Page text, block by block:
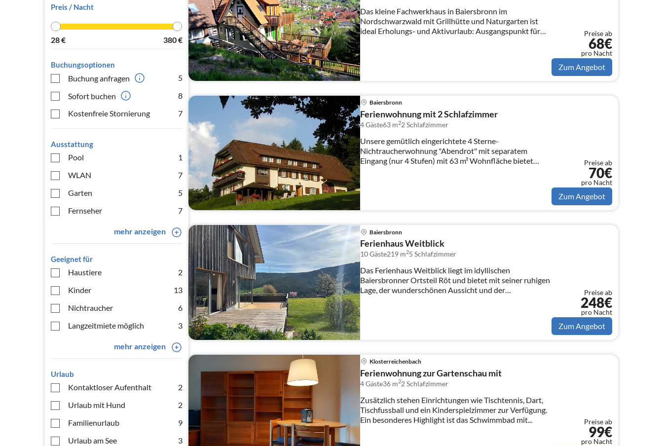
Preis / Nacht
28€ 380€
Buchungsoptionen
Buchung anfragen
5
Sofort buchen
8
Kostenfreie Stornierung
7
Ausstattung
Pool
1
WLAN
7
Garten
5
Fernseher
7
mehr anzeigen
Geeignet für
Haustiere
2
Kinder
13
Nichtraucher
6
Langzeitmiete möglich
3
mehr anzeigen
Urlaub
Kontaktloser Aufenthalt
2
Urlaub mit Hund
2
Familienurlaub
9
Urlaub am See
3
Das kleine Fachwerkhaus in Baiersbronn im
Nordschwarzwald mit Grillhütte und Naturgarten ist
ideal Erholungs- und Aktivurlaub: Ausgangspunkt für
Preise ab
68€
pro Nacht
Zum Angebot
Baiersbronn
Ferienwohnung mit 2 Schlafzimmer
4 Gäste63 m22Schlafzimmer
Unsere gemütlich eingerichtete 4 Sterne-
Nichtraucherwohnung "Abendrot" mit separatem
Eingang (nur 4 Stufen) mit 63 m² Wohnfläche bietet
Preise ab
70€
pro Nacht
Zum Angebot
Baiersbronn
Ferienhaus Weitblick
10 Gäste219 m25Schlafzimmer
Das Ferienhaus Weitblick liegt im idyllischen
Baiersbronner Ortsteil Röt und bietet mit seiner ruhigen
Lage, der wunderschönen Aussicht und der
Preise ab
248€
pro Nacht
Zum Angebot
Klosterreichenbach
Ferienwohnung zur Gartenschau mit
4 Gäste36 m22Schlafzimmer
Zusätzlich stehen Einrichtungen wie Tischtennis, Dart,
Tischfussball und ein Kinderspielzimmer zur Verfügung.
Ein besonderes Highlight ist das Schwimmbad mit...
Preise ab
99€
pro Nacht